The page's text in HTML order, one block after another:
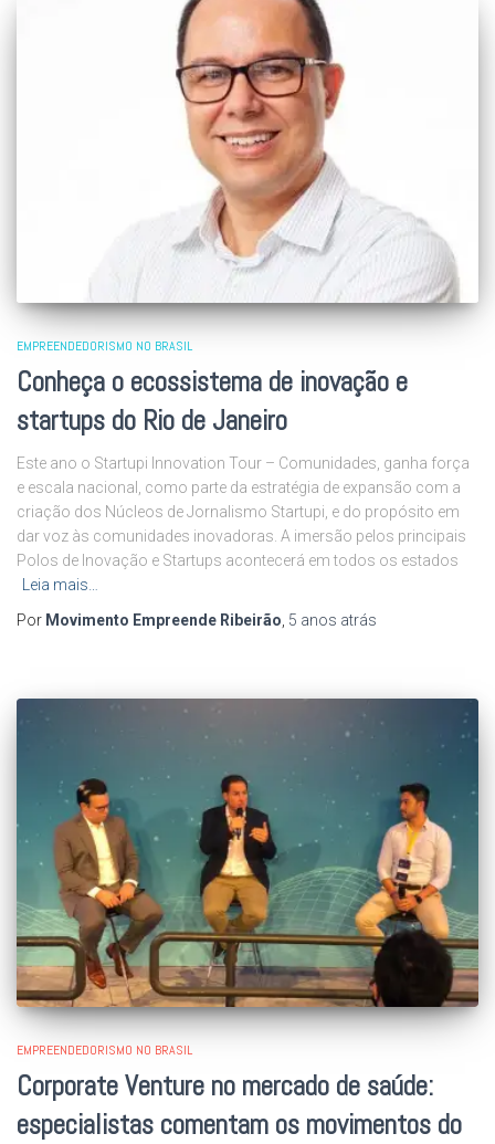
EMPREENDEDORISMO NO BRASIL
Conheça o ecossistema de inovação e
startups do Rio de Janeiro
Este ano o Startupi Innovation Tour – Comunidades, ganha força
e escala nacional, como parte da estratégia de expansão com a
criação dos Núcleos de Jornalismo Startupi, e do propósito em
dar voz às comunidades inovadoras. A imersão pelos principais
Polos de Inovação e Startups acontecerá em todos os estados
Leia mais…
Por Movimento Empreende Ribeirão, 5 anos atrás
EMPREENDEDORISMO NO BRASIL
Corporate Venture no mercado de saúde:
especialistas comentam os movimentos do